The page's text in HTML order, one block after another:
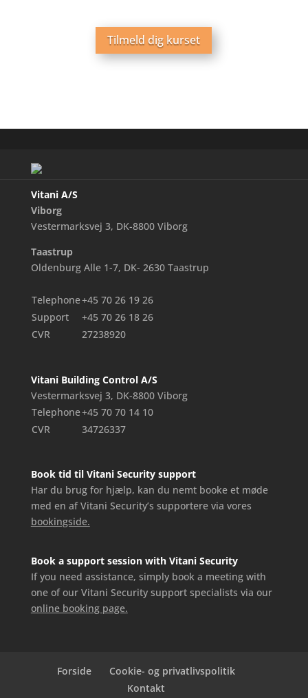
Tilmeld dig kurset
Vitani A/S
Viborg
Vestermarksvej 3, DK-8800 Viborg
Taastrup
Oldenburg Alle 1-7, DK- 2630 Taastrup
Telephone+45 70 26 19 26
Support
+45 70 26 18 26
CVR
27238920
Vitani Building Control A/S
Vestermarksvej 3, DK-8800 Viborg
Telephone+45 70 70 14 10
CVR
34726337
Book tid til Vitani Security support
Har du brug for hjælp, kan du nemt booke et møde
med en af Vitani Security’s supportere via vores
bookingside.
Book a support session with Vitani Security
If you need assistance, simply book a meeting with
one of our Vitani Security support specialists via our
online booking page.
Forside
Cookie- og privatlivspolitik
Kontakt